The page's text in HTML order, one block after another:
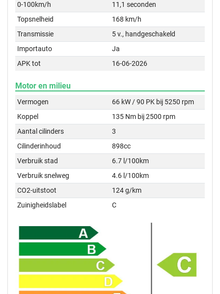
0-100km/h
11,1 seconden
Topsnelheid
168 km/h
Transmissie
5 v., handgeschakeld
Importauto
Ja
APK tot
16-06-2026
Motor en milieu
Vermogen
66 kW / 90 PK bij 5250 rpm
Koppel
135 Nm bij 2500 rpm
Aantal cilinders
3
Cilinderinhoud
898cc
Verbruik stad
6.7 l/100km
Verbruik snelweg
4.6 l/100km
CO2-uitstoot
124 g/km
Zuinigheidslabel
C